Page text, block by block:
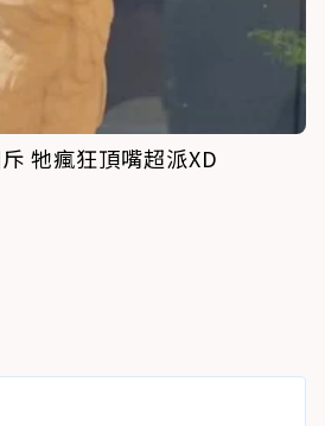
牠瘋狂頂嘴超派XD